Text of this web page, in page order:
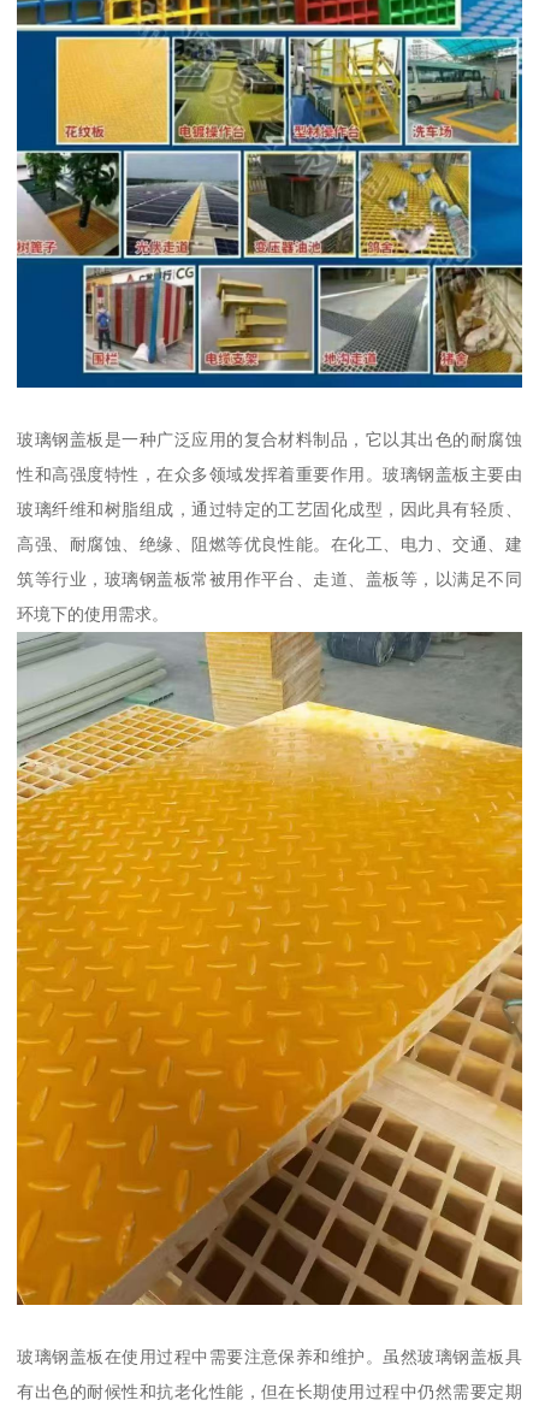
玻璃钢盖板是一种广泛应用的复合材料制品，它以其出色的耐腐蚀
性和高强度特性，在众多领域发挥着重要作用。玻璃钢盖板主要由
玻璃纤维和树脂组成，通过特定的工艺固化成型，因此具有轻质、
高强、耐腐蚀、绝缘、阻燃等优良性能。在化工、电力、交通、建
筑等行业，玻璃钢盖板常被用作平台、走道、盖板等，以满足不同
环境下的使用需求。
玻璃钢盖板在使用过程中需要注意保养和维护。虽然玻璃钢盖板具
有出色的耐候性和抗老化性能，但在长期使用过程中仍然需要定期